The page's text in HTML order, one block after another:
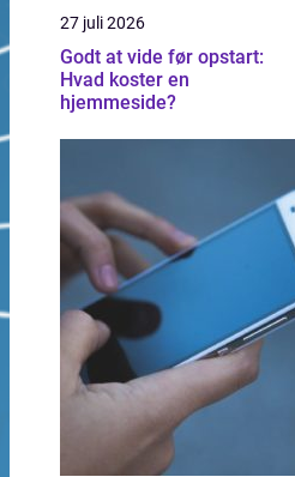
27 juli 2026
Godt at vide før opstart:
Hvad koster en
hjemmeside?